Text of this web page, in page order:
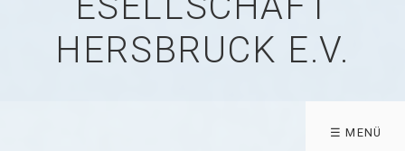
HERSBRUCK E.V.
☰ MENÜ